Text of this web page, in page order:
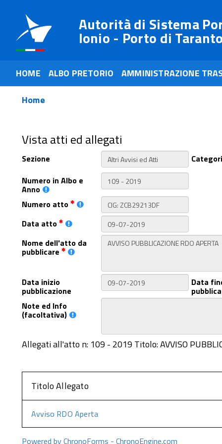
Autorità di Sistema
Ionio - Porto di
HOME ALBO PRETORIO
AMMINISTRAZIONE
Home
Vista atti ed allegati
Sezione
Numero in Albo e
Anno
Numero atto
Data atto
Nome dell'atto da
pubblicare
Data inizio
pubblicazione
Data
Note ed Info
(facoltativa)
Allegati all'atto n: 109 - 2019 Titolo: AVVISO
Titolo Allegato
Avviso RDO Aperta
Powered by ChronoForms - ChronoEngine.com